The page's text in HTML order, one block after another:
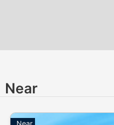
Near
Near